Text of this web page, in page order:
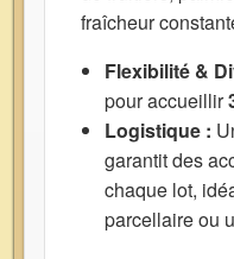
fraîcheur
Flexibilité &
pour accueillir
Logistique :
garantit des
chaque lot,
parcellaire ou